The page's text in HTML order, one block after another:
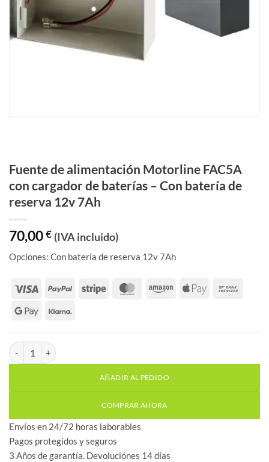
Fuente de alimentación Motorline FAC5A
con cargador de baterías – Con batería de
reserva 12v 7Ah
70,00€ (IVA incluido)
Opciones: Con batería de reserva 12v 7Ah
Fuente de alimentación Motorline FAC5A con cargador de
AÑADIR AL PEDIDO
COMPRAR AHORA
Envíos en 24/72 horas laborables
Pagos protegidos y seguros
3 Años de garantía. Devoluciónes 14 días